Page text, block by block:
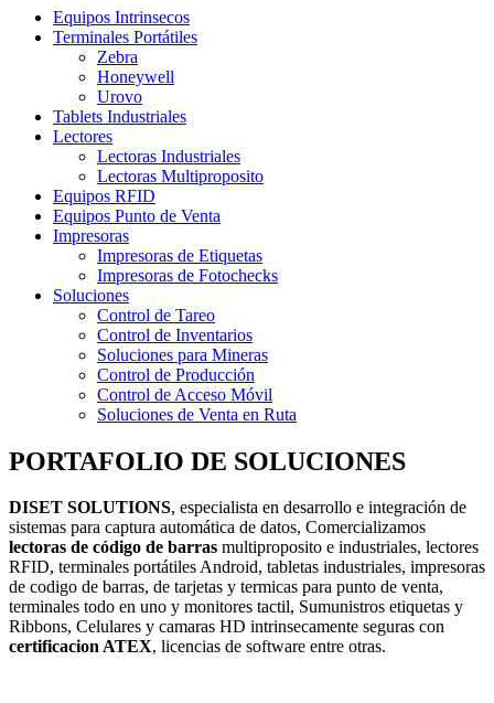
Equipos Intrinsecos
Terminales Portátiles
Zebra
Honeywell
Urovo
Tablets Industriales
Lectores
Lectoras Industriales
Lectoras Multiproposito
Equipos RFID
Equipos Punto de Venta
Impresoras
Impresoras de Etiquetas
Impresoras de Fotochecks
Soluciones
Control de Tareo
Control de Inventarios
Soluciones para Mineras
Control de Producción
Control de Acceso Móvil
Soluciones de Venta en Ruta
PORTAFOLIO DE SOLUCIONES
DISET SOLUTIONS, especialista en desarrollo e integración de
sistemas para captura automática de datos, Comercializamos
lectoras de código de barras multiproposito e industriales, lectores
RFID, terminales portátiles Android, tabletas industriales, impresoras
de codigo de barras, de tarjetas y termicas para punto de venta,
terminales todo en uno y monitores tactil, Sumunistros etiquetas y
Ribbons, Celulares y camaras HD intrinsecamente seguras con
certificacion ATEX, licencias de software entre otras.